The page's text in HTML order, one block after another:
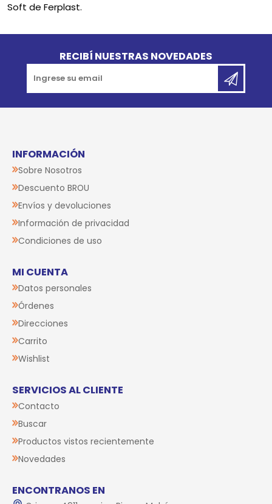
Soft de Ferplast.
RECIBÍ NUESTRAS NOVEDADES
INFORMACIÓN
Sobre Nosotros
Descuento BROU
Envíos y devoluciones
Información de privacidad
Condiciones de uso
MI CUENTA
Datos personales
Órdenes
Direcciones
Carrito
Wishlist
SERVICIOS AL CLIENTE
Contacto
Buscar
Productos vistos recientemente
Novedades
ENCONTRANOS EN